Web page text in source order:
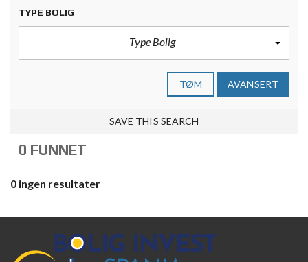
TYPE BOLIG
Type Bolig
TØM AVANSERT
SAVE THIS SEARCH
0 FUNNET
0 ingen resultater